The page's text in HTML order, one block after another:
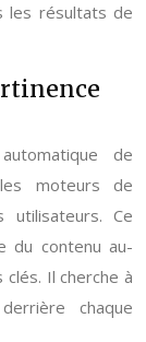
les résultats de
automatique de
moteurs de
Ce
du contenu au-
Il cherche à
chaque